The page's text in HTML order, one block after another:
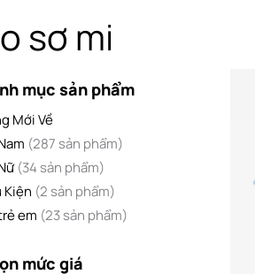
sơ mi
mục sản phẩm
Mới Về
(287 sản phẩm)
(34 sản phẩm)
Kiện (2 sản phẩm)
em (23 sản phẩm)
mức giá